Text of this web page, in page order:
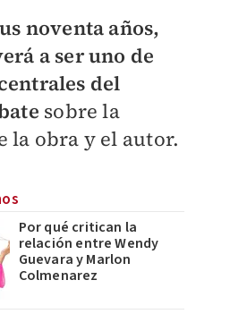
noventa años,
a ser uno de
del
sobre la
la obra y el autor.
Por qué critican la
relación entre Wendy
Guevara y Marlon
Colmenarez